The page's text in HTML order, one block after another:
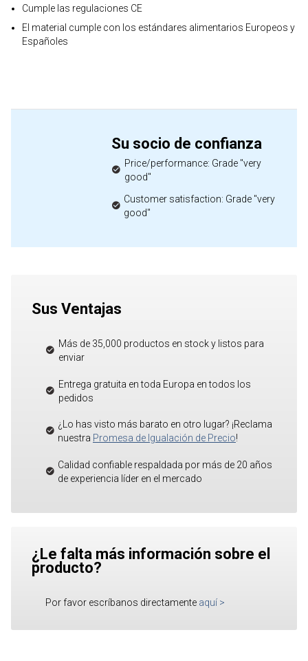
Cumple las regulaciones CE
El material cumple con los estándares alimentarios Europeos y
Españoles
Su socio de confianza
Price/performance: Grade "very
good"
Customer satisfaction: Grade "very
good"
Sus Ventajas
Más de 35,000 productos en stock y listos para
enviar
Entrega gratuita en toda Europa en todos los
pedidos
¿Lo has visto más barato en otro lugar? ¡Reclama
nuestra Promesa de Igualación de Precio!
Calidad confiable respaldada por más de 20 años
de experiencia líder en el mercado
¿Le falta más información sobre el
producto?
Por favor escríbanos directamente aquí >